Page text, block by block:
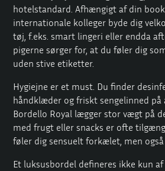
hotelstandard. Afhængigt af din
internationale kolleger byde dig
tøj, f.eks. smart lingeri eller endda
pigerne sørger for, at du føler dig
uden stive etiketter.
Hygiejne er et must. Du finder
håndklæder og friskt sengelinned på
Bordello Royal lægger stor vægt på
med frugt eller snacks er ofte
føler dig sensuelt forkælet, men
Et luksusbordel defineres ikke kun